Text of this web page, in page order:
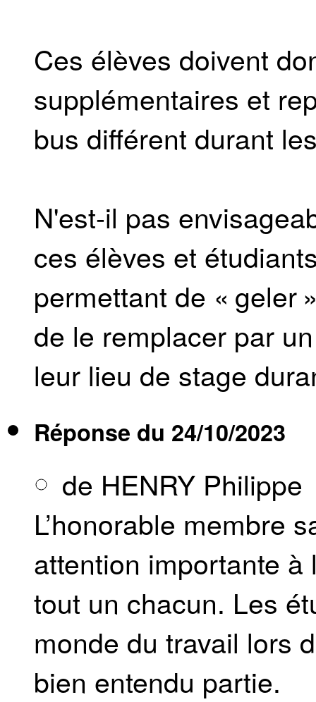
Ces élèves doivent
supplémentaires et
bus différent durant
N'est-il pas
ces élèves et
permettant de « geler
de le remplacer par
leur lieu de stage
Réponse du 24/10/2023
de HENRY Philippe
L’honorable membre
attention importante
tout un chacun. Les
monde du travail lors
bien entendu partie.